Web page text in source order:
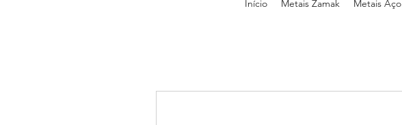
Início Metais Zamak Metais Aço